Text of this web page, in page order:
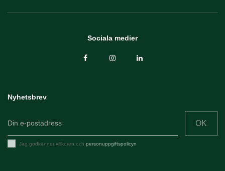
Sociala medier
Nyhetsbrev
OK
Jag godkänner villkoren och personuppgiftspolicyn